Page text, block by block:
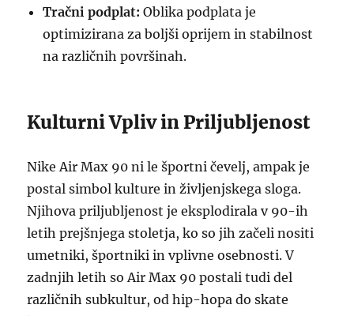
Tračni podplat: Oblika podplata je
optimizirana za boljši oprijem in stabilnost
na različnih površinah.
Kulturni Vpliv in Priljubljenost
Nike Air Max 90 ni le športni čevelj, ampak je
postal simbol kulture in življenjskega sloga.
Njihova priljubljenost je eksplodirala v 90-ih
letih prejšnjega stoletja, ko so jih začeli nositi
umetniki, športniki in vplivne osebnosti. V
zadnjih letih so Air Max 90 postali tudi del
različnih subkultur, od hip-hopa do skate